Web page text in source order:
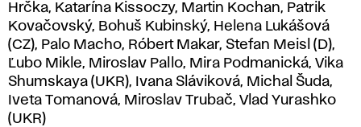
Hrčka, Katarína Kissoczy, Martin Kochan, Patrik
Kovačovský, Bohuš Kubinský, Helena Lukášová
(CZ), Palo Macho, Róbert Makar, Stefan Meisl (D),
Ľubo Mikle, Miroslav Pallo, Mira Podmanická, Vika
Shumskaya (UKR), Ivana Sláviková, Michal Šuda,
Iveta Tomanová, Miroslav Trubač, Vlad Yurashko
(UKR)